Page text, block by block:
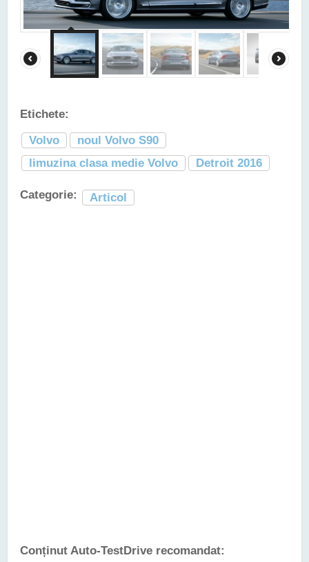
Etichete:
Volvo
noul Volvo S90
limuzina clasa medie Volvo
Detroit 2016
Categorie: Articol
Conținut Auto-TestDrive recomandat: